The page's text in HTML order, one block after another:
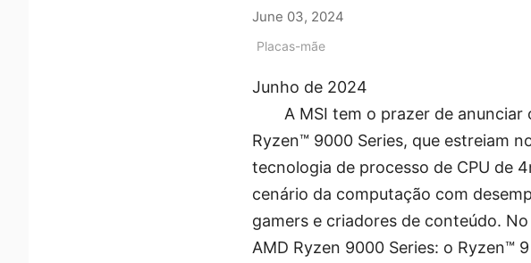
June 03, 2024
Placas-mãe
Junho de 2024
A MSI tem o prazer de
Ryzen™ 9000 Series, que estreiam
tecnologia de processo de CPU de
cenário da computação com
gamers e criadores de conteúdo.
AMD Ryzen 9000 Series: o Ryzen™